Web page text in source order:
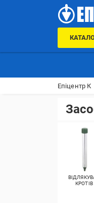
Епіцентр К
КРОТІВ